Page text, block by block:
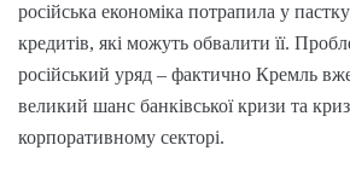
російська економіка потрапила у
кредитів, які можуть обвалити її.
російський уряд – фактично Кремль
великий шанс банківської кризи та
корпоративному секторі.